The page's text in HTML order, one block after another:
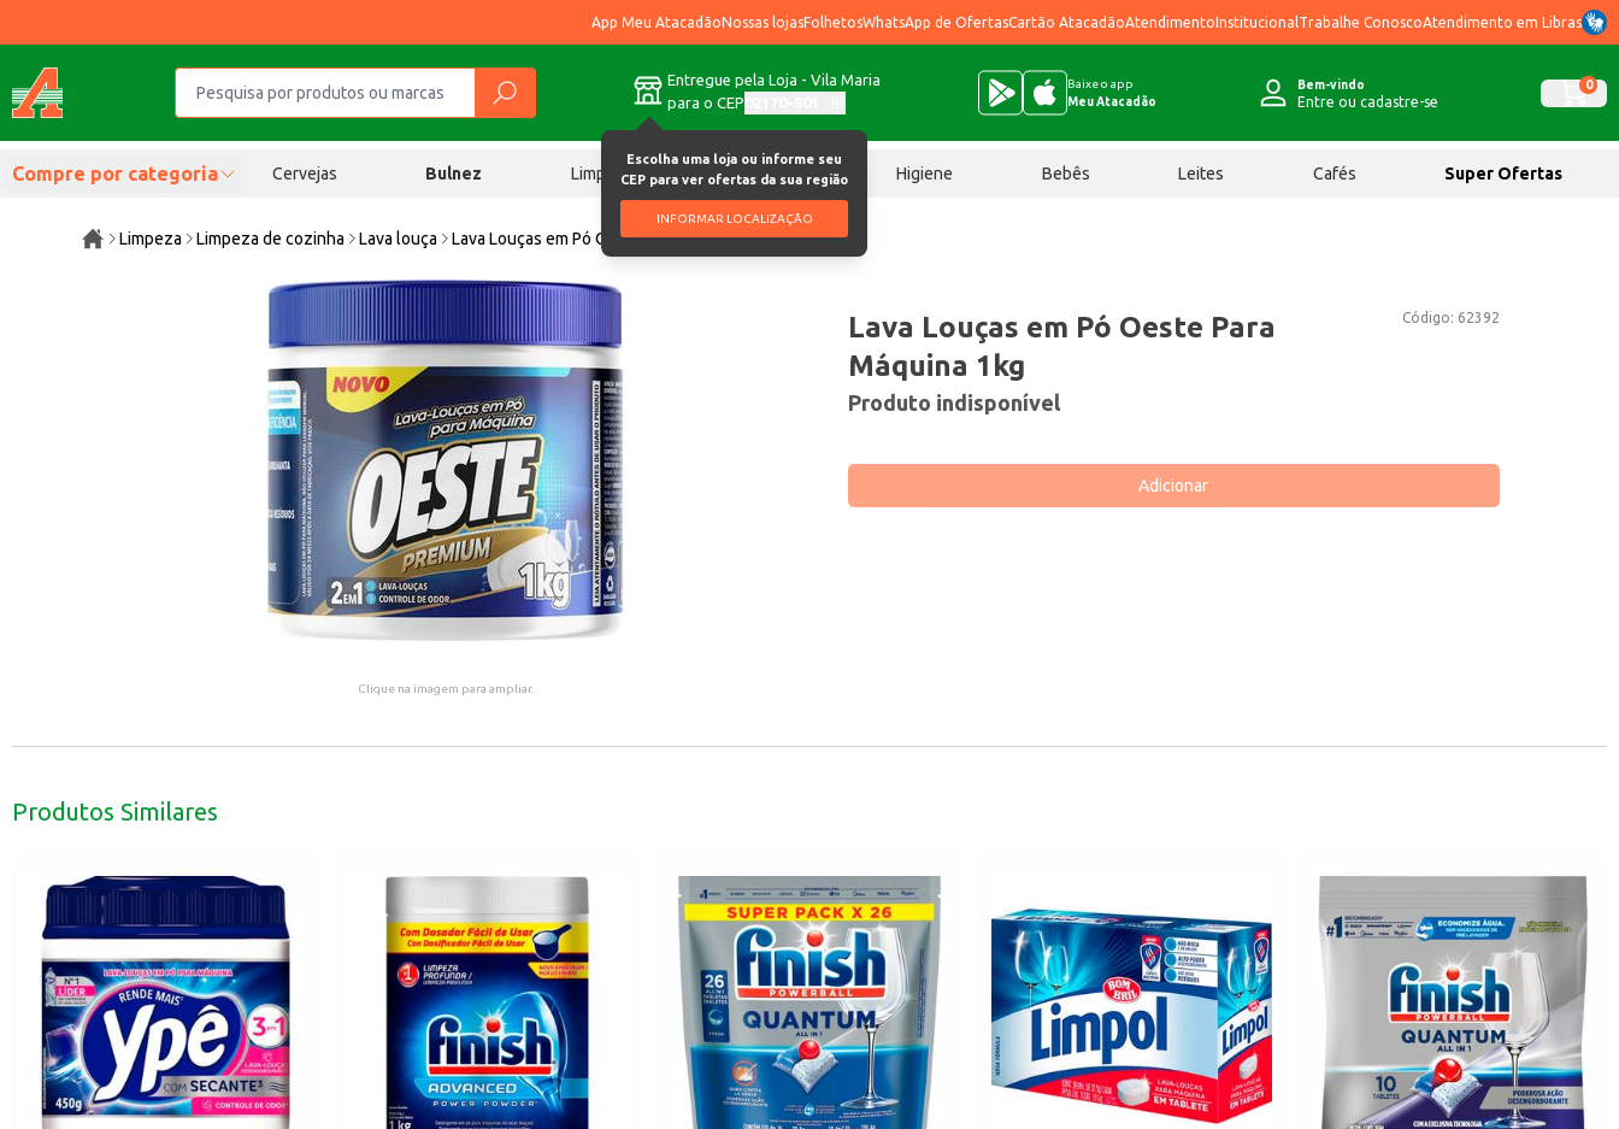
App Meu AtacadãoNossas lojasFolhetosWhatsApp de OfertasCartão AtacadãoAtendimentoInstitucional Trabalhe ConoscoAtendimento em Libras
Entregue pela Loja - Vila Maria
para o CEP
Escolha uma loja ou informe seu
CEP para ver ofertas da sua região
INFORMAR LOCALIZAÇÃO
Baixe o app
Meu Atacadão
Bem-vindo
Entre ou cadastre-se
0
Compre por categoria Cervejas Bulnez Limpeza Chocolates Higiene Bebês Leites Cafés Super Ofertas
Limpeza Limpeza de cozinha Lava louça Lava Louças em Pó Oeste Para Máquina 1kg
Clique na imagem para ampliar.
Código: 62392
Lava Louças em Pó Oeste Para
Máquina 1kg
Produto indisponível
Adicionar
Produtos Similares